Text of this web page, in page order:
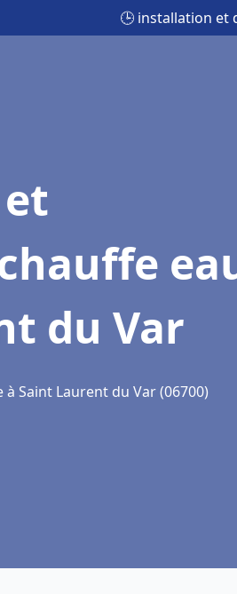
🕒 installation et
du Var
Saint Laurent du Var (06700)